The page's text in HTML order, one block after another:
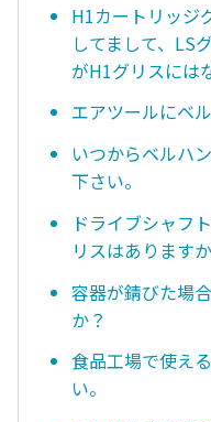
H1カートリッジ
してまして、LS
がH1グリスには
エアツールにベ
いつからベルハ
下さい。
ドライブシャフ
リスはあります
容器が錆びた場
か？
食品工場で使え
い。